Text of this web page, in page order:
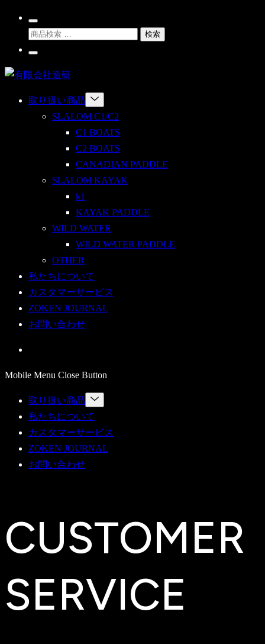
Skip
content
Search
Toggle
検
索
象:
検索
Go
My
有
会
社
造
研
取り扱い商品
Menu
Toggle
SLALOM C1/C2
C1 BOATS
C2 BOATS
CANADIAN PADDLE
SLALOM KAYAK
k1
KAYAK PADDLE
WILD WATER
WILD WATER PADDLE
OTHER
私たちについて
カスタマーサービス
ZOKEN JOURNAL
お問い合わせ
Mobile Menu Close Button
取り扱い商品
Menu
Toggle
私たちについて
カスタマーサービス
ZOKEN JOURNAL
お問い合わせ
CUSTOMER
SERVICE